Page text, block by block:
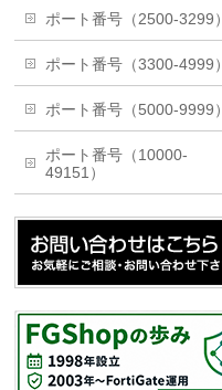
ポート番号（2500-3299）
ポート番号（3300-4999）
ポート番号（5000-9999）
ポート番号（10000-
49151）